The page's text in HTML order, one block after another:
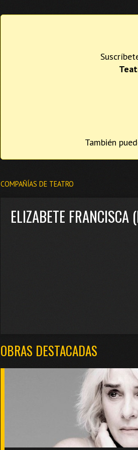
También
COMPAÑÍAS DE TEATRO
ELIZABETE FRANCISCA
OBRAS DESTACADAS